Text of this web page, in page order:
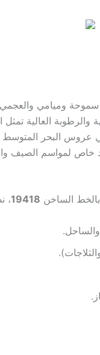
والرطوبة العالية
عروس البحر المتوسط
خاص لمواسم الصيف
بالخط الساخن 19418،